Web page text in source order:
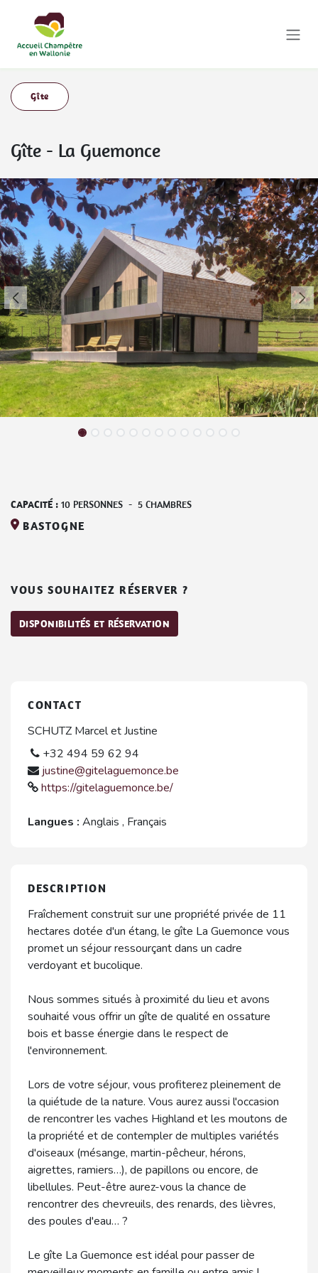
Gîte
Gîte - La Guemonce
CAPACITÉ : 10 PERSONNES - 5 CHAMBRES
BASTOGNE
VOUS SOUHAITEZ RÉSERVER ?
DISPONIBILITÉS ET RÉSERVATION
CONTACT
SCHUTZ Marcel et Justine
+32 494 59 62 94
justine@gitelaguemonce.be
https://gitelaguemonce.be/
Langues : Anglais , Français
DESCRIPTION
Fraîchement construit sur une propriété privée de 11
hectares dotée d'un étang, le gîte La Guemonce vous
promet un séjour ressourçant dans un cadre
verdoyant et bucolique.
Nous sommes situés à proximité du lieu et avons
souhaité vous offrir un gîte de qualité en ossature
bois et basse énergie dans le respect de
l'environnement.
Lors de votre séjour, vous profiterez pleinement de
la quiétude de la nature. Vous aurez aussi l'occasion
de rencontrer les vaches Highland et les moutons de
la propriété et de contempler de multiples variétés
d'oiseaux (mésange, martin-pêcheur, hérons,
aigrettes, ramiers…), de papillons ou encore, de
libellules. Peut-être aurez-vous la chance de
rencontrer des chevreuils, des renards, des lièvres,
des poules d'eau… ?
Le gîte La Guemonce est idéal pour passer de